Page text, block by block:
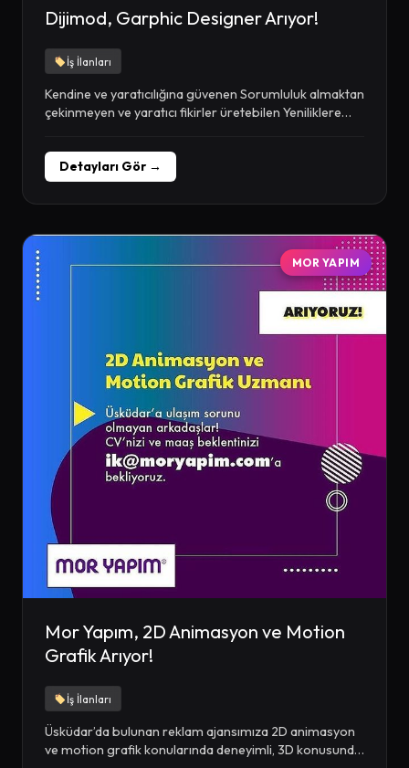
Dijimod, Garphic Designer Arıyor!
İş İlanları
Kendine ve yaratıcılığına güvenen Sorumluluk almaktan
çekinmeyen ve yaratıcı fikirler üretebilen Yeniliklere
Detayları Gör →
MOR YAPIM
Mor Yapım, 2D Animasyon ve Motion
Grafik Arıyor!
İş İlanları
Üsküdar’da bulunan reklam ajansımıza 2D animasyon
ve motion grafik konularında deneyimli, 3D konusunda